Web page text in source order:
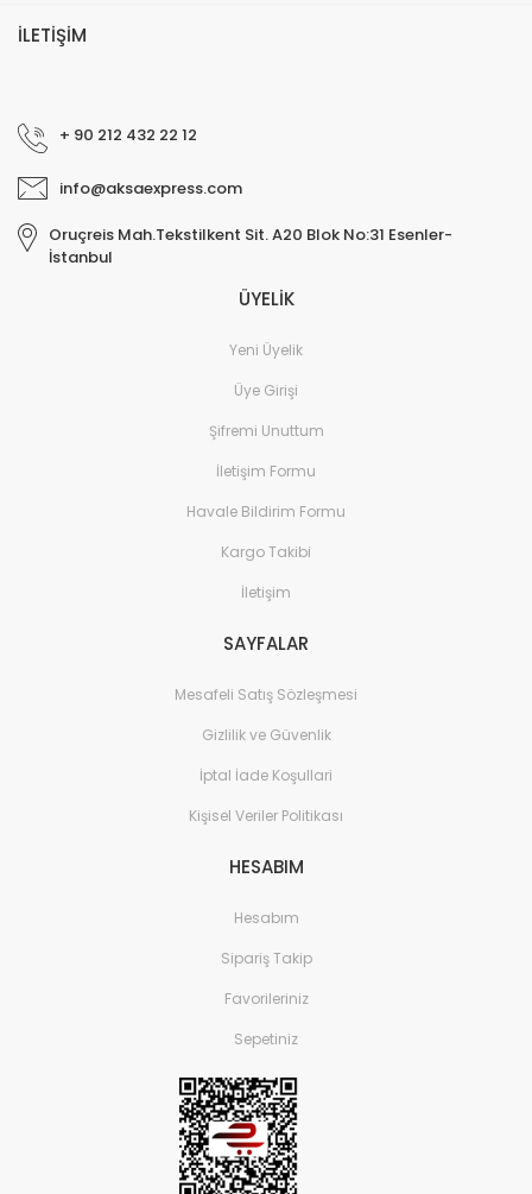
İLETİŞİM
+ 90 212 432 22 12
info@aksaexpress.com
Oruçreis Mah.Tekstilkent Sit. A20 Blok No:31 Esenler-
İstanbul
ÜYELİK
Yeni Üyelik
Üye Girişi
Şifremi Unuttum
İletişim Formu
Havale Bildirim Formu
Kargo Takibi
İletişim
SAYFALAR
Mesafeli Satış Sözleşmesi
Gizlilik ve Güvenlik
İptal İade Koşullari
Kişisel Veriler Politikası
HESABIM
Hesabım
Sipariş Takip
Favorileriniz
Sepetiniz